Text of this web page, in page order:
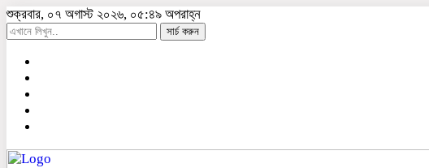
শুক্রবার, ০৭ অগাস্ট ২০২৬, ০৫:৪৯ অপরাহ্ন
সার্চ করুন